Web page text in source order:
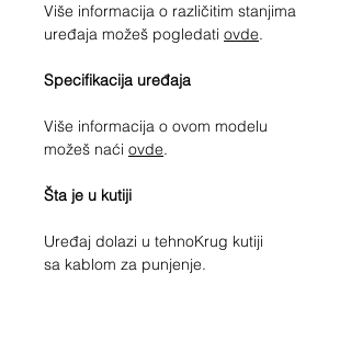
Više informacija o različitim stanjima
uređaja možeš pogledati ovde.
Specifikacija uređaja
Više informacija o ovom modelu
možeš naći ovde.
Šta je u kutiji
Uređaj dolazi u tehnoKrug kutiji
sa kablom za punjenje.